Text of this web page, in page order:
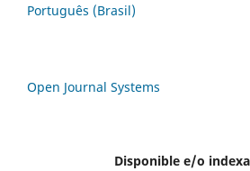
Português (Brasil)
Open Journal Systems
Disponible e/o